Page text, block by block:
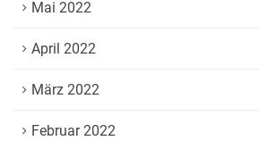
Mai 2022
April 2022
März 2022
Februar 2022